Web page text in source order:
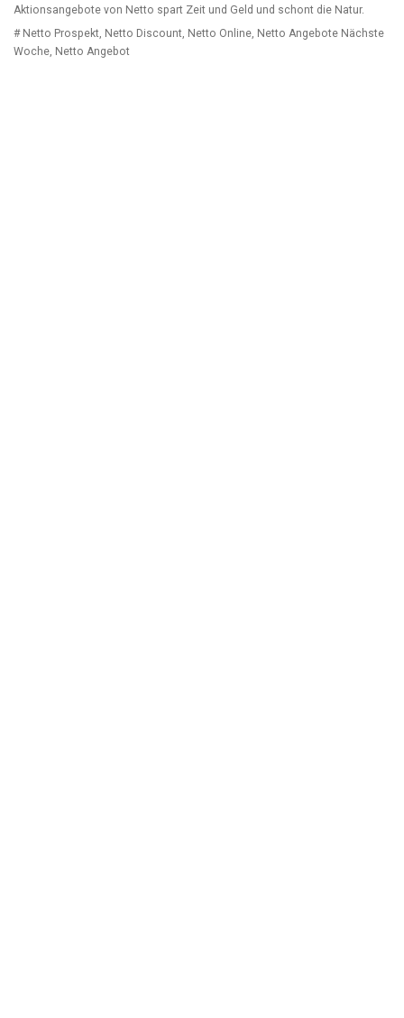
Aktionsangebote von Netto spart Zeit und Geld und schont die Natur.
# Netto Prospekt, Netto Discount, Netto Online, Netto Angebote Nächste
Woche, Netto Angebot